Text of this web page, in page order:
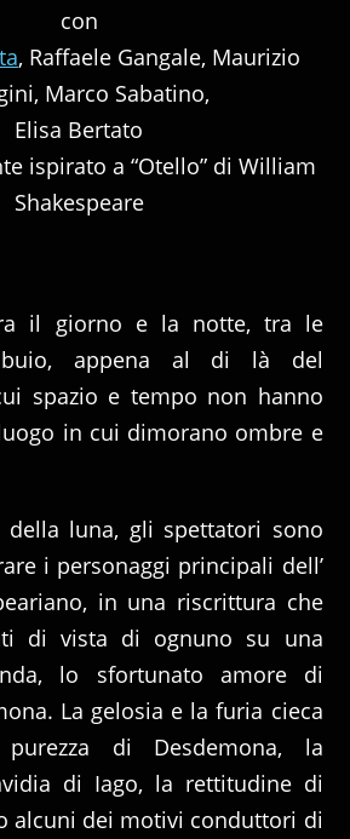
con
, Raffaele Gangale, Maurizio
Marco Sabatino,
Elisa Bertato
ispirato a “Otello” di William
Shakespeare
il giorno e la notte, tra le
appena al di là del
spazio e tempo non hanno
in cui dimorano ombre e
della luna, gli spettatori sono
i personaggi principali dell’
in una riscrittura che
di vista di ognuno su una
lo sfortunato amore di
La gelosia e la furia cieca
di Desdemona, la
di Iago, la rettitudine di
alcuni dei motivi conduttori di